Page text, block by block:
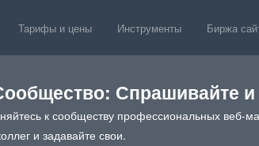
Тарифы и цены Инструменты Биржа
Спрашивайте и
к сообществу профессиональных веб-
и задавайте свои.